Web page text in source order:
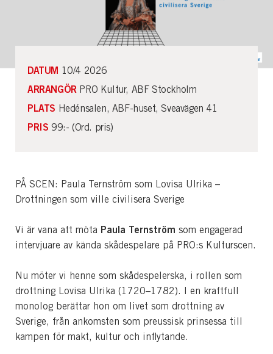
PÅ SCEN: Paula Ternström som Lovisa Ulrika –
Drottningen som ville civilisera Sverige
Vi är vana att möta Paula Ternström som engagerad
intervjuare av kända skådespelare på PRO:s Kulturscen.
Nu möter vi henne som skådespelerska, i rollen som
drottning Lovisa Ulrika (1720–1782). I en kraftfull
monolog berättar hon om livet som drottning av
Sverige, från ankomsten som preussisk prinsessa till
kampen för makt, kultur och inflytande.
DATUM 10/4 2026
ARRANGÖRPRO Kultur, ABF Stockholm
PLATS Hedénsalen, ABF-huset, Sveavägen 41
PRIS 99:- (Ord. pris)